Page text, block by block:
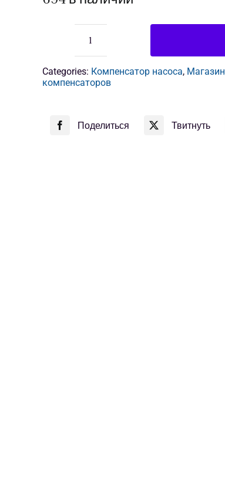
Количество
товара
Резиновые
сильфоны
Categories: Компенсатор насоса, Магазин
компенсаторов
Поделиться Твитнуть